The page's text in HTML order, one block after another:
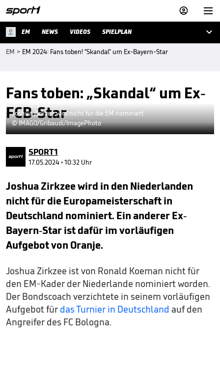


EM NEWS VIDEOS SPIELPLAN 
EM > EM 2024: Fans toben! "Skandal" um Ex-Bayern-Star
Fans toben: „Skandal“ um Ex-
FCB-Star
Joshua Zirkzee wird nicht für die EM nominiert
© IMAGO/Gribaudi/ImagePhoto
SPORT1
17.05.2024 • 10:32 Uhr
Joshua Zirkzee wird in den Niederlanden
nicht für die Europameisterschaft in
Deutschland nominiert. Ein anderer Ex-
Bayern-Star ist dafür im vorläufigen
Aufgebot von Oranje.
Joshua Zirkzee ist von Ronald Koeman nicht für
den EM-Kader der Niederlande nominiert worden.
Der Bondscoach verzichtete in seinem vorläufigen
Aufgebot für das Turnier in Deutschland auf den
Angreifer des FC Bologna.